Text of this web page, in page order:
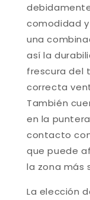
comodidad
una
así la
frescura del
correcta
También
en la
contacto
que puede
la zona más
La elección